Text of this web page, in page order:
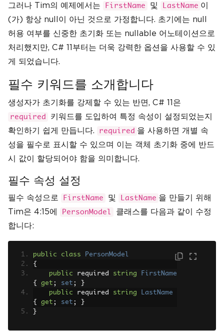
그러나 Tim의 예제에서는 FirstName 및 LastName 이
(가) 항상 null이 아닌 것으로 가정합니다. 초기에는 null
허용 여부를 신중한 초기화 또는 nullable 어노테이션으로
처리했지만, C# 11부터는 더욱 강력한 옵션을 사용할 수 있
게 되었습니다.
필수 키워드를 소개합니다
생성자가 초기화를 강제할 수 있는 반면, C# 11은
required
키워드를 도입하여 특정 속성이 설정되었는지
확인하기 쉽게 만듭니다.
required 을 사용하면 개별 속
성을 필수로 표시할 수 있으며 이는 객체 초기화 중에 반드
시 값이 할당되어야 함을 의미합니다.
필수 속성 설정
필수 속성으로 FirstName 및 LastName 을 만들기 위해
Tim은 4:15에
PersonModel
클래스를 다음과 같이 수정
합니다:
public class
PersonModel
{
public required string
FirstName
{
get ; set ;
}
public required string
LastName
{
get ; set ;
}
}